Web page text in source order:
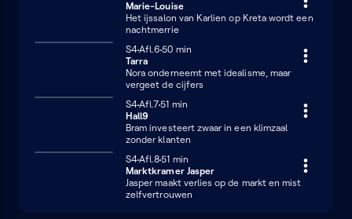
Marie-Louise
Het ijssalon van Karlien op Kreta wordt een
nachtmerrie
Seizoen 4
S4Afl.650 minuten
50 min
Tarra
Nora onderneemt met idealisme, maar
vergeet de cijfers
Seizoen 4
S4Afl.751 minuten
51 min
Hall9
Bram investeert zwaar in een klimzaal
zonder klanten
Seizoen 4
S4Afl.851 minuten
51 min
Marktkramer Jasper
Jasper maakt verlies op de markt en mist
zelfvertrouwen